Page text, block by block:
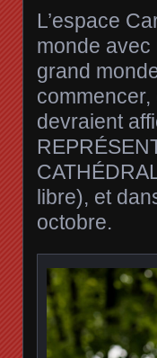
L’espace
monde
grand
devraient
libre), et
octobre.